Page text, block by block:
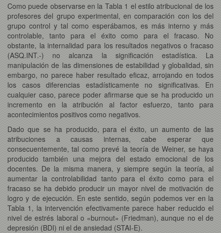
Como puede observarse en la Tabla 1 el estilo atribucional de los
profesores del grupo experimental, en comparación con los del
grupo control y tal como esperábamos, es más interno y más
controlable, tanto para el éxito como para el fracaso. No
obstante, la internalidad para los resultados negativos o fracaso
(ASQ.INT.-) no alcanza la significación estadística. La
manipulación de las dimensiones de estabilidad y globalidad, sin
embargo, no parece haber resultado eficaz, arrojando en todos
los casos diferencias estadísticamente no significativas. En
cualquier caso, parece poder afirmarse que se ha producido un
incremento en la atribución al factor esfuerzo, tanto para
acontecimientos positivos como negativos.
Dado que se ha producido, para el éxito, un aumento de las
atribuciones a causas internas, cabe esperar que
consecuentemente, tal como prevé la teoría de Weiner, se haya
producido también una mejora del estado emocional de los
docentes. De la misma manera, y siempre según la teoría, al
aumentar la controlabilidad tanto para el éxito como para el
fracaso se ha debido producir un mayor nivel de motivación de
logro y de ejecución. En este sentido, según podemos ver en la
Tabla 1, la intervención efectivamente parece haber reducido el
nivel de estrés laboral o «burnout» (Friedman), aunque no el de
depresión (BDI) ni el de ansiedad (STAI-E).